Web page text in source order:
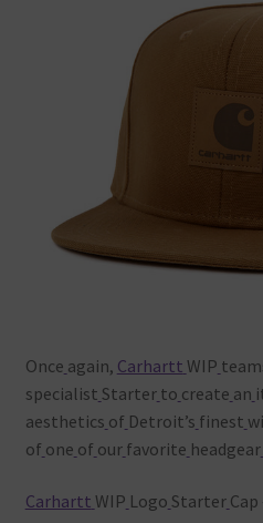
Once again, Carhartt WIP
specialist Starter to create an
aesthetics of Detroit’s finest
of one of our favorite headgear
Carhartt WIP Logo Starter